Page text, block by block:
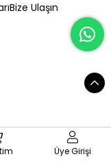
Bize Ulaşın
Üye Girişi